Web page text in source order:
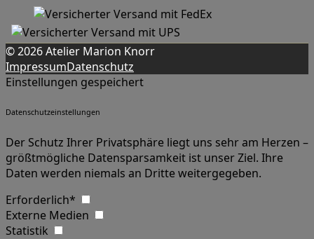
© 2026 Atelier Marion Knorr
ImpressumDatenschutz
Einstellungen gespeichert
Datenschutzeinstellungen
Der Schutz Ihrer Privatsphäre liegt uns sehr am Herzen –
größtmögliche Datensparsamkeit ist unser Ziel. Ihre
Daten werden niemals an Dritte weitergegeben.
Erforderlich*
Externe Medien
Statistik